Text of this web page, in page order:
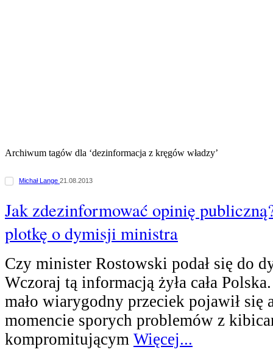
Archiwum tagów dla ‘dezinformacja z kręgów władzy’
Michał Lange 21.08.2013
Jak zdezinformować opinię
plotkę o dymisji ministra
Czy minister Rostowski podał się do
Wczoraj tą informacją żyła cała
mało wiarygodny przeciek pojawił się
momencie sporych problemów z
kompromitującym Więcej...